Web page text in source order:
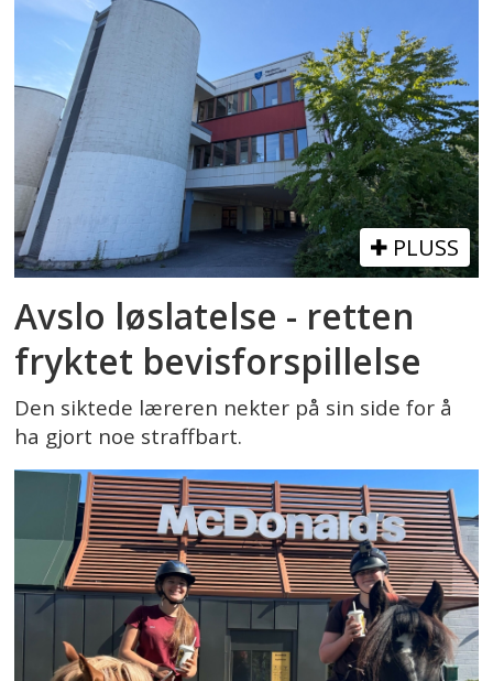
PLUSS
Avslo løslatelse - retten
fryktet bevisforspillelse
Den siktede læreren nekter på sin side for å
ha gjort noe straffbart.